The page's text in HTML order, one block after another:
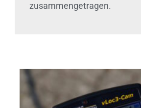
zusammengetragen.